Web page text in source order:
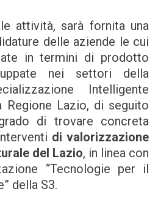
attività, sarà fornita una
delle aziende le cui
in termini di prodotto
nei settori della
Intelligente
Regione Lazio, di seguito
di trovare concreta
di valorizzazione
del Lazio, in linea con
“Tecnologie per il
della S3.